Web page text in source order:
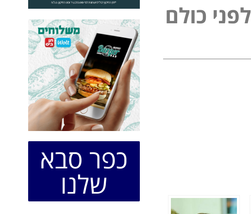
לפני כולם
כפר סבא
שלנו